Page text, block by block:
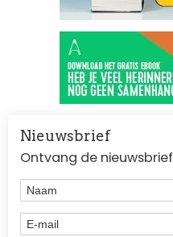
Nieuwsbrief
Ontvang de nieuwsbrief
Naam
E-mail